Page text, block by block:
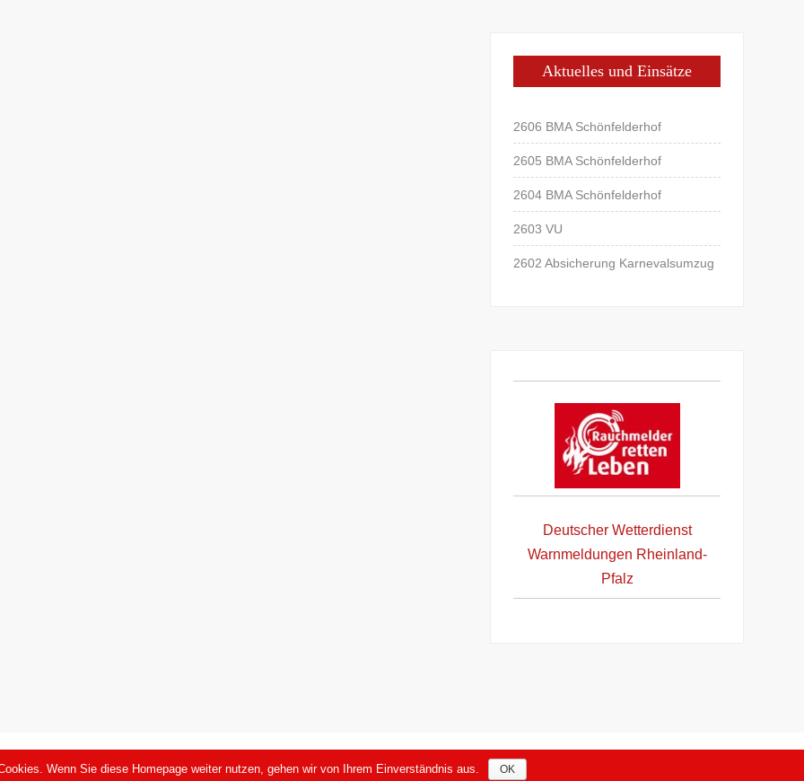
Aktuelles und Einsätze
2606 BMA Schönfelderhof
2605 BMA Schönfelderhof
2604 BMA Schönfelderhof
2603 VU
2602 Absicherung Karnevalsumzug
Deutscher Wetterdienst
Warnmeldungen Rheinland-
Pfalz
Wenn Sie diese Homepage weiter nutzen, gehen wir von Ihrem Einverständnis aus. OK